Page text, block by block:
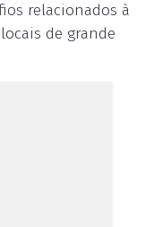
relacionados à
de grande